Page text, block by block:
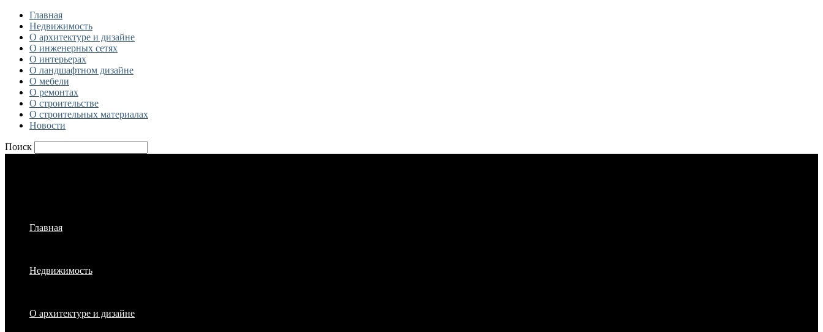
Главная
Недвижимость
О архитектуре и дизайне
О инженерных сетях
О интерьерах
О ландшафтном дизайне
О мебели
О ремонтах
О строительстве
О строительных материалах
Новости
Поиск
Главная
Недвижимость
О архитектуре и дизайне